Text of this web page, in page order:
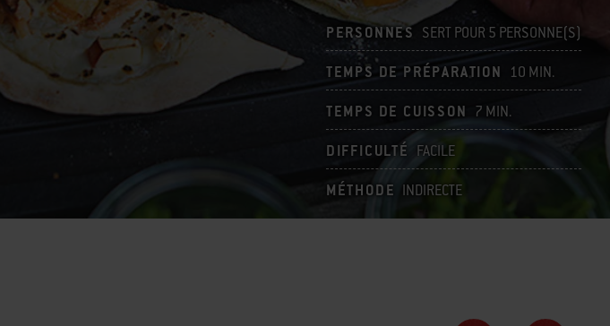
PERSONNES SERT POUR 5 PERSONNE(S)
TEMPS DE PRÉPARATION 10 MIN.
TEMPS DE CUISSON 7 MIN.
DIFFICULTÉ FACILE
MÉTHODE INDIRECTE